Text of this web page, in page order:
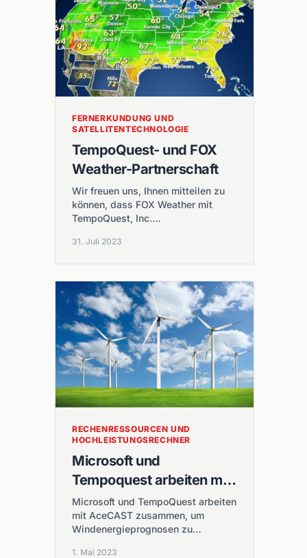
FERNERKUNDUNG UND
SATELLITENTECHNOLOGIE
TempoQuest- und FOX
Weather-Partnerschaft
Wir freuen uns, Ihnen mitteilen zu
können, dass FOX Weather mit
TempoQuest, Inc.
der neuesten Computertechnologie
Prognosemodells zu nutzen!
31. Juli 2023
RECHENRESSOURCEN UND
HOCHLEISTUNGSRECHNER
Microsoft und
Tempoquest arbeiten mit
Acecast zusammen, um
Windenergieprognosen
zu beschleunigen
Microsoft und TempoQuest arbeiten
mit AceCAST zusammen, um
Windenergieprognosen zu
1. Mai 2023